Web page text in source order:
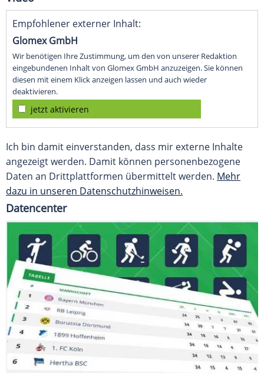
Empfohlener externer Inhalt:
Glomex GmbH
Wir benötigen Ihre Zustimmung, um den von unserer Redaktion
eingebundenen Inhalt von Glomex GmbH anzuzeigen. Sie können
diesen mit einem Klick anzeigen lassen und auch wieder
deaktivieren.
jetzt aktivieren
Ich bin damit einverstanden, dass mir externe Inhalte
angezeigt werden. Damit können personenbezogene
Daten an Drittplattformen übermittelt werden. Mehr
dazu in unseren Datenschutzhinweisen.
Datencenter